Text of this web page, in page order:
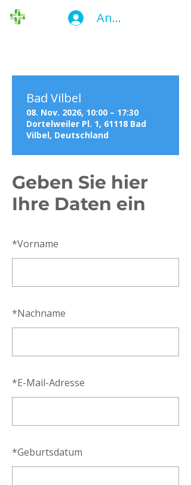
Die Ersthelfer Anmelden
Geben Sie hier
Ihre Daten ein
*Vorname
*Nachname
*E-Mail-Adresse
*Geburtsdatum
Bad Vilbel
08. Nov. 2026, 10:00 – 17:30
Dortelweiler Pl. 1, 61118 Bad
Vilbel, Deutschland